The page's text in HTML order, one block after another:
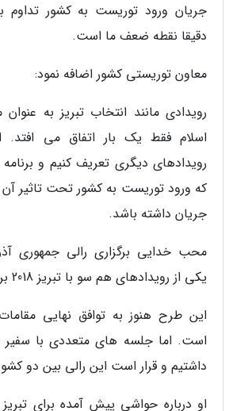
جریان ورود توریست به کشور تداوم
دقیقا نقطه ضعف ما است.
معاون توریستی کشور اضافه نمود:
رویدادی مانند انتخاب تبریز به عنوان
اسلام فقط یک بار اتفاق می افتد.
رویدادهای دیگری تعریف کنیم و
که ورود توریست به کشور تحت تاثیر
جریان داشته باشد.
محب خدایی برگزاری رالی جمهوری
یکی از رویدادهای هم سو با تبریز 2018 برشمرد و اعلام نمود:
این طرح هنوز به توافق نهایی
است. اما جلسه های متعددی با سفیر
داشتیم و قرار است این رالی بین دو کشور